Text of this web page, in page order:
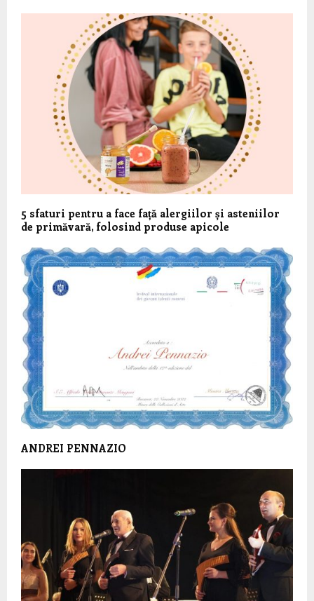
5 sfaturi pentru a face față alergiilor și asteniilor
de primăvară, folosind produse apicole
ANDREI PENNAZIO